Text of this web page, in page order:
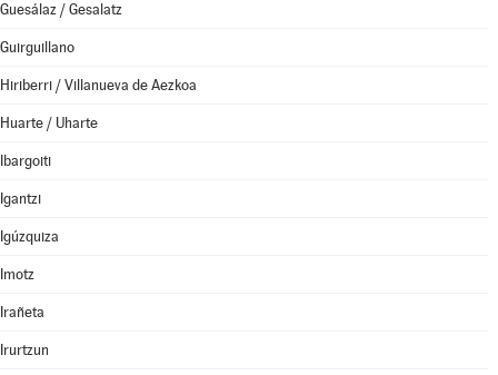
Guesálaz / Gesalatz
Guirguillano
Hiriberri / Villanueva de Aezkoa
Huarte / Uharte
Ibargoiti
Igantzi
Igúzquiza
Imotz
Irañeta
Irurtzun